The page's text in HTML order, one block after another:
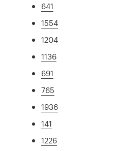
641
1554
1204
1136
691
765
1936
141
1226